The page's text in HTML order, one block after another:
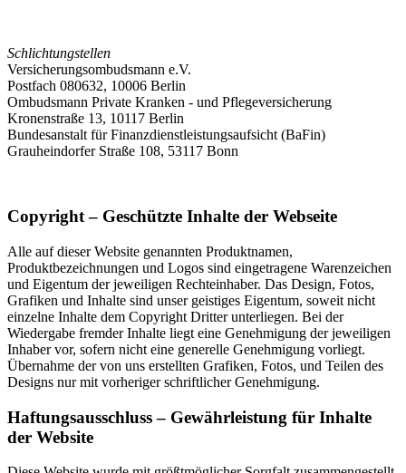
Schlichtungstellen
Versicherungsombudsmann e.V.
Postfach 080632, 10006 Berlin
Ombudsmann Private Kranken - und Pflegeversicherung
Kronenstraße 13, 10117 Berlin
Bundesanstalt für Finanzdienstleistungsaufsicht (BaFin)
Grauheindorfer Straße 108, 53117 Bonn
Copyright – Geschützte Inhalte der Webseite
Alle auf dieser Website genannten Produktnamen,
Produktbezeichnungen und Logos sind eingetragene Warenzeichen
und Eigentum der jeweiligen Rechteinhaber. Das Design, Fotos,
Grafiken und Inhalte sind unser geistiges Eigentum, soweit nicht
einzelne Inhalte dem Copyright Dritter unterliegen. Bei der
Wiedergabe fremder Inhalte liegt eine Genehmigung der jeweiligen
Inhaber vor, sofern nicht eine generelle Genehmigung vorliegt.
Übernahme der von uns erstellten Grafiken, Fotos, und Teilen des
Designs nur mit vorheriger schriftlicher Genehmigung.
Haftungsausschluss – Gewährleistung für Inhalte
der Website